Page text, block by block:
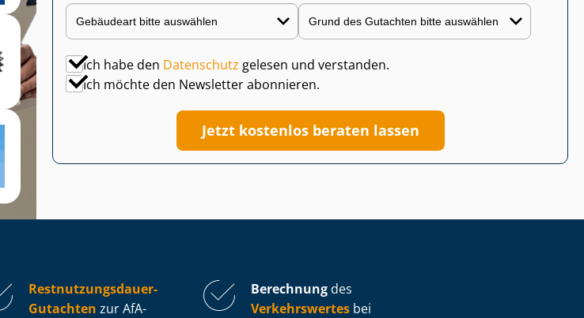
Ich habe den Datenschutz gelesen und verstanden.
Ich möchte den Newsletter abonnieren.
Jetzt kostenlos beraten lassen
Rest­nut­zungs­dau­er-
Gutachten zur AfA-
Berechnung des
Verkehrswertes bei